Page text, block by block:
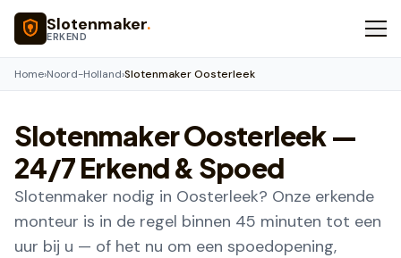
Naar hoofdinhoud
Slotenmaker.
ERKEND
Home›Noord-Holland›Slotenmaker Oosterleek
SlotenmakerOosterleek—
24/7 Erkend & Spoed
Slotenmaker nodig in Oosterleek? Onze erkende
monteur is in de regel binnen 45 minuten tot een
uur bij u — of het nu om een spoedopening,